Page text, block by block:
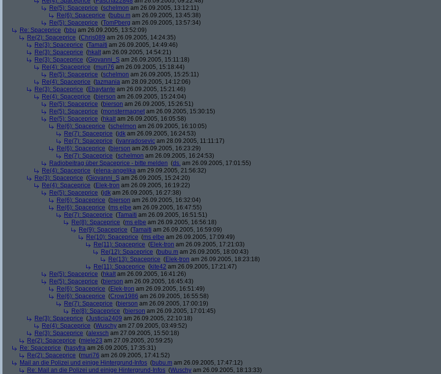
Re(5): Spaceprice (schelmon am 26.09.2005, 13:12:11)
Re(6): Spaceprice (bubu.m am 26.09.2005, 13:45:38)
Re(5): Spaceprice (TomPberg am 26.09.2005, 13:57:34)
Re: Spaceprice (bbu am 26.09.2005, 13:52:09)
Re(2): Spaceprice (Chris089 am 26.09.2005, 14:24:35)
Re(3): Spaceprice (Tamaiti am 26.09.2005, 14:49:46)
Re(3): Spaceprice (hkalt am 26.09.2005, 14:54:21)
Re(3): Spaceprice (Giovanni_S am 26.09.2005, 15:11:18)
Re(4): Spaceprice (muri76 am 26.09.2005, 15:18:44)
Re(5): Spaceprice (schelmon am 26.09.2005, 15:25:11)
Re(4): Spaceprice (tazmania am 28.09.2005, 14:12:06)
Re(3): Spaceprice (Ebaytante am 26.09.2005, 15:21:46)
Re(4): Spaceprice (bierson am 26.09.2005, 15:24:04)
Re(5): Spaceprice (bierson am 26.09.2005, 15:26:51)
Re(5): Spaceprice (monstermagnet am 26.09.2005, 15:30:15)
Re(5): Spaceprice (hkalt am 26.09.2005, 16:05:58)
Re(6): Spaceprice (schelmon am 26.09.2005, 16:10:05)
Re(7): Spaceprice (jdk am 26.09.2005, 16:24:53)
Re(7): Spaceprice (ivanradosevic am 28.09.2005, 11:11:17)
Re(6): Spaceprice (bierson am 26.09.2005, 16:23:29)
Re(7): Spaceprice (schelmon am 26.09.2005, 16:24:53)
Radiobeitrag über Spaceprice - bitte melden (ds. am 26.09.2005, 17:01:55)
Re(4): Spaceprice (elena-angelika am 29.09.2005, 21:56:32)
Re(3): Spaceprice (Giovanni_S am 26.09.2005, 15:24:20)
Re(4): Spaceprice (Elek-tron am 26.09.2005, 16:19:22)
Re(5): Spaceprice (jdk am 26.09.2005, 16:27:38)
Re(6): Spaceprice (bierson am 26.09.2005, 16:32:04)
Re(6): Spaceprice (ms elbe am 26.09.2005, 16:47:55)
Re(7): Spaceprice (Tamaiti am 26.09.2005, 16:51:51)
Re(8): Spaceprice (ms elbe am 26.09.2005, 16:56:18)
Re(9): Spaceprice (Tamaiti am 26.09.2005, 16:59:09)
Re(10): Spaceprice (ms elbe am 26.09.2005, 17:09:49)
Re(11): Spaceprice (Elek-tron am 26.09.2005, 17:21:03)
Re(12): Spaceprice (bubu.m am 26.09.2005, 18:00:43)
Re(13): Spaceprice (Elek-tron am 26.09.2005, 18:23:18)
Re(11): Spaceprice (kite42 am 26.09.2005, 17:21:47)
Re(5): Spaceprice (hkalt am 26.09.2005, 16:41:26)
Re(5): Spaceprice (bierson am 26.09.2005, 16:45:43)
Re(6): Spaceprice (Elek-tron am 26.09.2005, 16:51:49)
Re(6): Spaceprice (Crow1986 am 26.09.2005, 16:55:58)
Re(7): Spaceprice (bierson am 26.09.2005, 17:00:19)
Re(8): Spaceprice (bierson am 26.09.2005, 17:01:45)
Re(3): Spaceprice (Justicia2409 am 26.09.2005, 22:10:18)
Re(4): Spaceprice (Wuschy am 27.09.2005, 03:49:52)
Re(3): Spaceprice (alexsch am 27.09.2005, 15:50:18)
Re(2): Spaceprice (miele23 am 27.09.2005, 20:59:25)
Re: Spaceprice (hasyfra am 26.09.2005, 17:35:31)
Re(2): Spaceprice (muri76 am 26.09.2005, 17:41:52)
Mail an die Polizei und einige Hintergrund-Infos (bubu.m am 26.09.2005, 17:47:12)
Re: Mail an die Polizei und einige Hintergrund-Infos (Wuschy am 26.09.2005, 18:13:33)